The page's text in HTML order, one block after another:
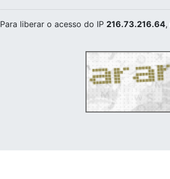
Para liberar o acesso do IP 216.73.216.64,